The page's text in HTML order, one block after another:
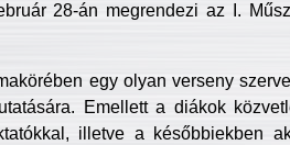
28-án megrendezi az I.
egy olyan verseny
Emellett a diákok
illetve a későbbiekben